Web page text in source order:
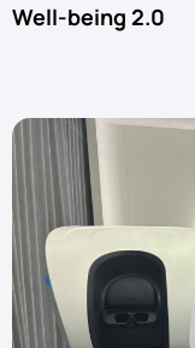
Well-being 2.0